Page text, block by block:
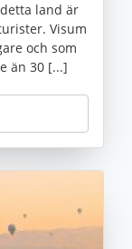
land är
Visum
och som
än 30 [...]